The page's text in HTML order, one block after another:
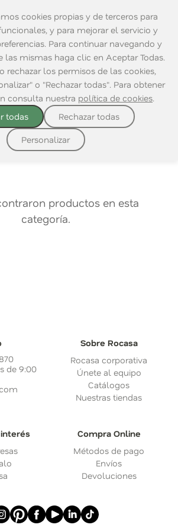
cookies propias y de terceros para
y para mejorar el servicio y
Para continuar navegando y
las mismas haga clic en Aceptar Todas.
rechazar los permisos de las cookies,
o "Rechazar todas". Para obtener
consulta nuestra política de cookies.
todas
Rechazar todas
Personalizar
productos en esta
categoría.
de 9:00
Sobre Rocasa
Rocasa corporativa
Únete al equipo
Catálogos
Nuestras tiendas
Compra Online
Métodos de pago
Envíos
Devoluciones